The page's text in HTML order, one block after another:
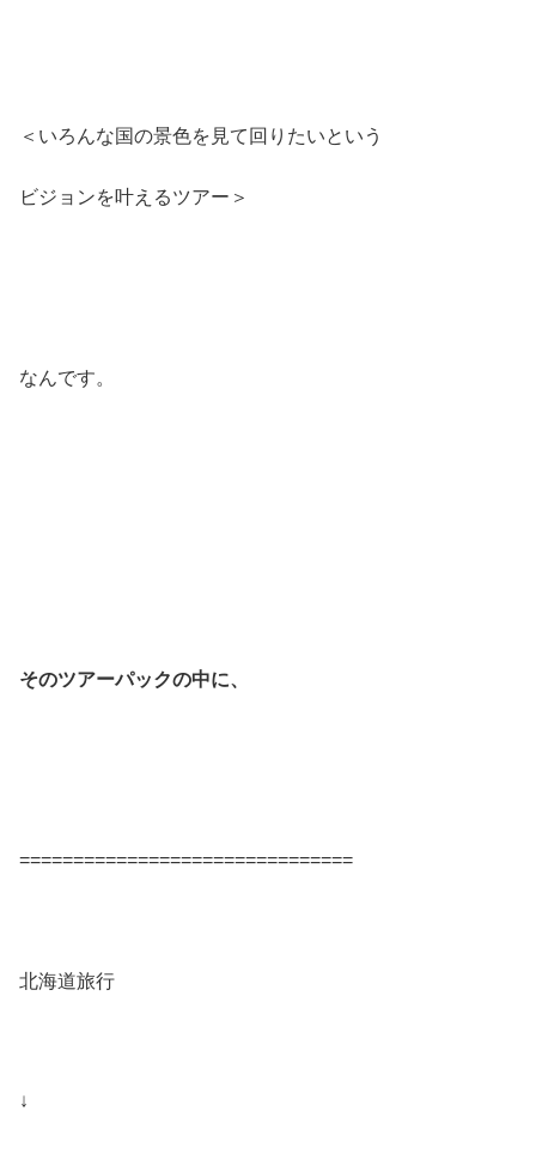
＜いろんな国の景色を見て回りたいという
ビジョンを叶えるツアー＞
なんです。
そのツアーパックの中に、
===============================
北海道旅行
↓